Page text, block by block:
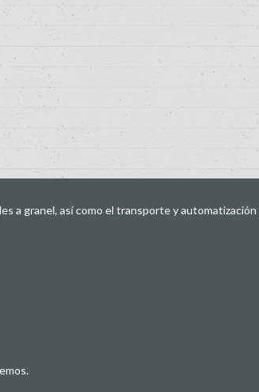
a granel, así como el transporte y